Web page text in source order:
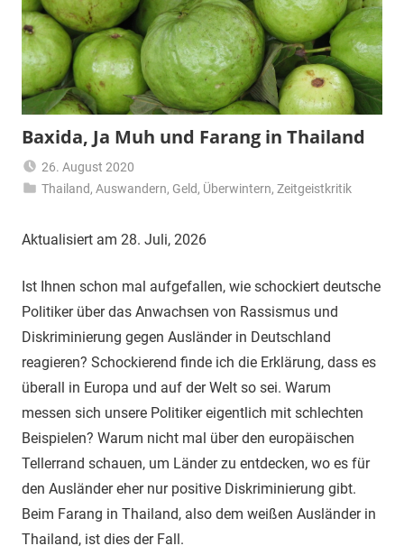
Baxida, Ja Muh und Farang in Thailand
26. August 2020
Matt
Thailand,Auswandern, Geld, Überwintern,Zeitgeistkritik
Aktualisiert am 28. Juli, 2026
Ist Ihnen schon mal aufgefallen, wie schockiert deutsche
Politiker über das Anwachsen von Rassismus und
Diskriminierung gegen Ausländer in Deutschland
reagieren? Schockierend finde ich die Erklärung, dass es
überall in Europa und auf der Welt so sei. Warum
messen sich unsere Politiker eigentlich mit schlechten
Beispielen? Warum nicht mal über den europäischen
Tellerrand schauen, um Länder zu entdecken, wo es für
den Ausländer eher nur positive Diskriminierung gibt.
Beim Farang in Thailand, also dem weißen Ausländer in
Thailand, ist dies der Fall.